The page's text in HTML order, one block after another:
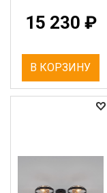
15 230 ₽
В КОРЗИНУ